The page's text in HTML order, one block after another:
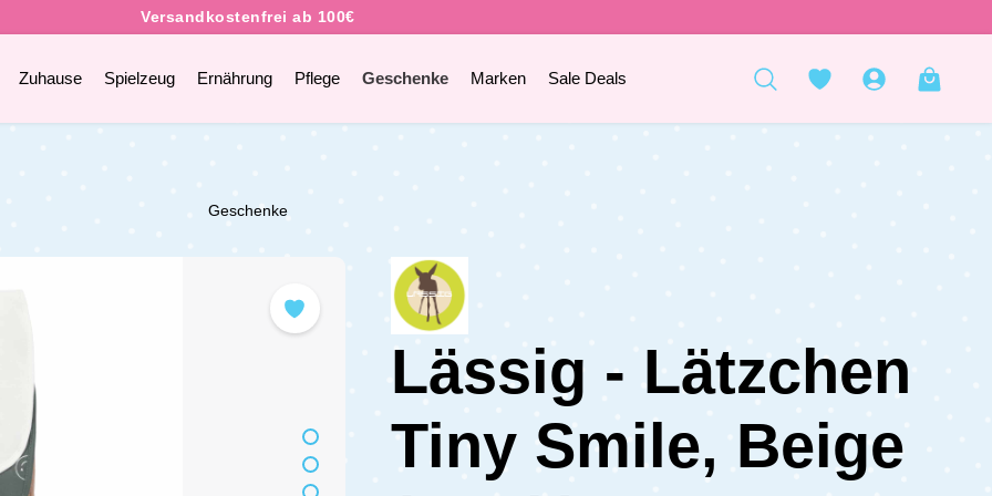
Zuhause Spielzeug Ernährung Pflege Geschenke Marken Sale Deals
Geschenke
Lässig - Lätzchen
Tiny Smile, Beige